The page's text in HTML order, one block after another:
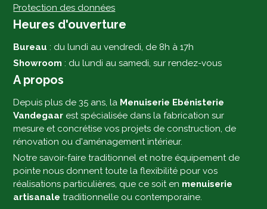
Protection des données
Heures d'ouverture
Bureau : du lundi au vendredi, de 8h à 17h
Showroom : du lundi au samedi, sur rendez-vous
A propos
Depuis plus de 35 ans, la Menuiserie Ebénisterie
Vandegaar est spécialisée dans la fabrication sur
mesure et concrétise vos projets de construction, de
rénovation ou d'aménagement intérieur.
Notre savoir-faire traditionnel et notre équipement de
pointe nous donnent toute la flexibilité pour vos
réalisations particulières, que ce soit en menuiserie
artisanale traditionnelle ou contemporaine.